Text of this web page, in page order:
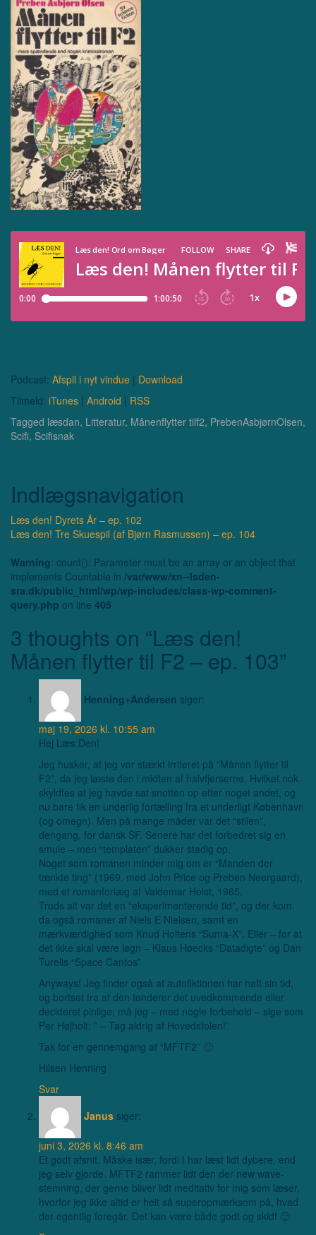
Podcast: Afspil i nyt vindue | Download
Tilmeld: iTunes | Android | RSS
Tagged læsdan, Litteratur, Månenflytter tilf2, PrebenAsbjørnOlsen,
Scifi, Scifisnak
Indlægsnavigation
Læs den! Dyrets År – ep. 102
Læs den! Tre Skuespil (af Bjørn Rasmussen) – ep. 104
Warning: count(): Parameter must be an array or an object that
implements Countable in /var/www/xn--lsden-
sra.dk/public_html/wp/wp-includes/class-wp-comment-
query.php on line 405
3 thoughts on “Læs den!
Månen flytter til F2 – ep. 103”
Henning+Andersen siger:
maj 19, 2026 kl. 10:55 am
Hej Læs Den!
Jeg husker, at jeg var stærkt irriteret på “Månen flytter til
F2”, da jeg læste den i midten af halvfjerserne. Hvilket nok
skyldtes at jeg havde sat snotten op efter noget andet, og
nu bare fik en underlig fortælling fra et underligt København
(og omegn). Men på mange måder var det “stilen”,
dengang, for dansk SF. Senere har det forbedret sig en
smule – men “templaten” dukker stadig op.
Noget som romanen minder mig om er “Manden der
tænkte ting” (1969, med John Price og Preben Neergaard),
med et romanforlæg af Valdemar Holst, 1965.
Trods alt var det en “eksperimenterende tid”, og der kom
da også romaner af Niels E Nielsen, samt en
mærkværdighed som Knud Holtens “Suma-X”. Eller – for at
det ikke skal være løgn – Klaus Høecks “Datadigte” og Dan
Turells “Space Cantos”
Anyways! Jeg finder også at autofiktionen har haft sin tid,
og bortset fra at den tenderer det uvedkommende eller
decideret pinlige, må jeg – med nogle forbehold – sige som
Per Højholt: ” – Tag aldrig af Hovedstolen!”
Tak for en gennemgang af “MFTF2” 🙂
Hilsen Henning
Svar
Janus siger:
juni 3, 2026 kl. 8:46 am
Et godt afsnit. Måske især, fordi I har læst lidt dybere, end
jeg selv gjorde. MFTF2 rammer lidt den der new wave-
stemning, der gerne bliver lidt meditativ for mig som læser,
hvorfor jeg ikke altid er helt så superopmærksom på, hvad
der egentlig foregår. Det kan være både godt og skidt 🙂